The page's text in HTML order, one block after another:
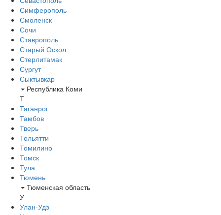
Симферополь
Смоленск
Сочи
Ставрополь
Старый Оскол
Стерлитамак
Сургут
Сыктывкар
Республика Коми
Т
Таганрог
Тамбов
Тверь
Тольятти
Томилино
Томск
Тула
Тюмень
Тюменская область
У
Улан-Удэ